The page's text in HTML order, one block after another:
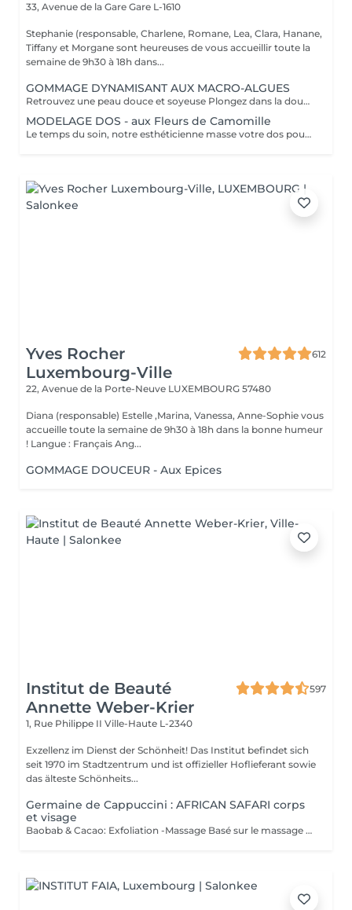
33, Avenue de la Gare Gare L-1610
Stephanie (responsable, Charlene, Romane, Lea, Clara, Hanane,
Tiffany et Morgane sont heureuses de vous accueillir toute la
semaine de 9h30 à 18h dans...
GOMMAGE DYNAMISANT AUX MACRO-ALGUES
Retrouvez une peau douce et soyeuse Plongez dans la douceur tropicale dIndonésie à travers les notes épicées des huiles essentielles de Girofle et de Muscade. Ce gommage aux effluves chauds et naturels vous transporte tout en exfoliant délicatement votre peau : elle est douce, lumineuse et satinée.
MODELAGE DOS - aux Fleurs de Camomille
Le temps du soin, notre esthéticienne masse votre dos pour un confort sans précédent.
Yves Rocher
Luxembourg-Ville
612
22, Avenue de la Porte-Neuve LUXEMBOURG 57480
Diana (responsable) Estelle ,Marina, Vanessa, Anne-Sophie vous
accueille toute la semaine de 9h30 à 18h dans la bonne humeur
! Langue : Français Ang...
GOMMAGE DOUCEUR - Aux Epices
Institut de Beauté
Annette Weber-Krier
597
1, Rue Philippe II Ville-Haute L-2340
Exzellenz im Dienst der Schönheit! Das Institut befindet sich
seit 1970 im Stadtzentrum und ist offizieller Hoflieferant sowie
das älteste Schönheits...
Germaine de Cappuccini : AFRICAN SAFARI corps
et visage
Baobab & Cacao: Exfoliation -Massage Basé sur le massage Hilotra de Madagascar, il combine des techniques ancestrales africaines et asiatiques pour générer une sensation de connexion avec la nature et un équilibre corporel. AFRICAN BLISS : Massage SWEET Maternity: Basé sur la technique du drainage lymphatique, ce rituel combine des mouvements ascendants et des mouvements enveloppants qui favorisent une sensation de légèreté et de confort immédiate dans les jambes Light Legs : Basé sur la technique du drainage lymphatique, ce rituel combine des mouvements ascendants et des mouvements enveloppants qui favorisent une sensation de légèreté et de confort immédiate dans les jambes